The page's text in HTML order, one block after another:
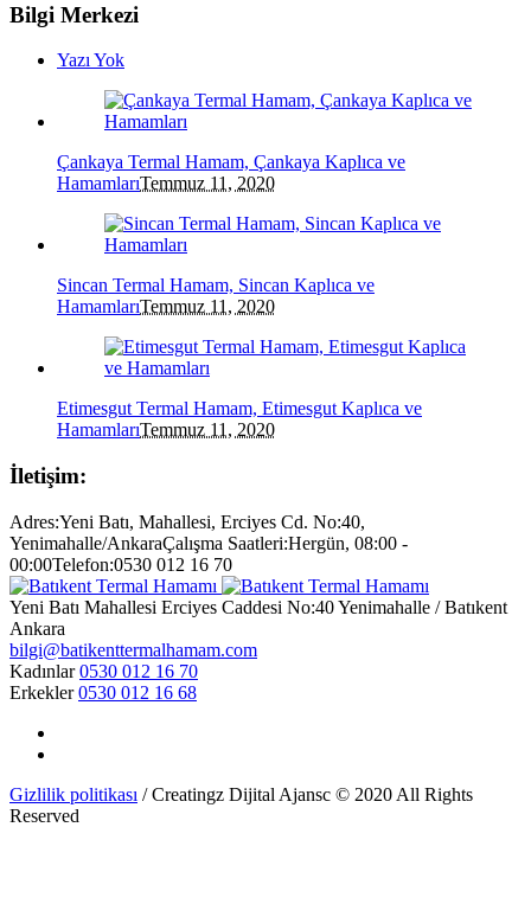
Bilgi Merkezi
Yazı Yok
Çankaya Termal Hamam, Çankaya Kaplıca ve
HamamlarıTemmuz 11, 2020
Sincan Termal Hamam, Sincan Kaplıca ve
HamamlarıTemmuz 11, 2020
Etimesgut Termal Hamam, Etimesgut Kaplıca ve
HamamlarıTemmuz 11, 2020
İletişim:
Adres:Yeni Batı, Mahallesi, Erciyes Cd. No:40,
Yenimahalle/AnkaraÇalışma Saatleri:Hergün, 08:00 -
00:00Telefon:0530 012 16 70
Yeni Batı Mahallesi Erciyes Caddesi No:40 Yenimahalle / Batıkent
Ankara
bilgi@batikenttermalhamam.com
Kadınlar0530 012 16 70
Erkekler0530 012 16 68
Gizlilik politikası / Creatingz Dijital Ajansc © 2020 All Rights
Reserved